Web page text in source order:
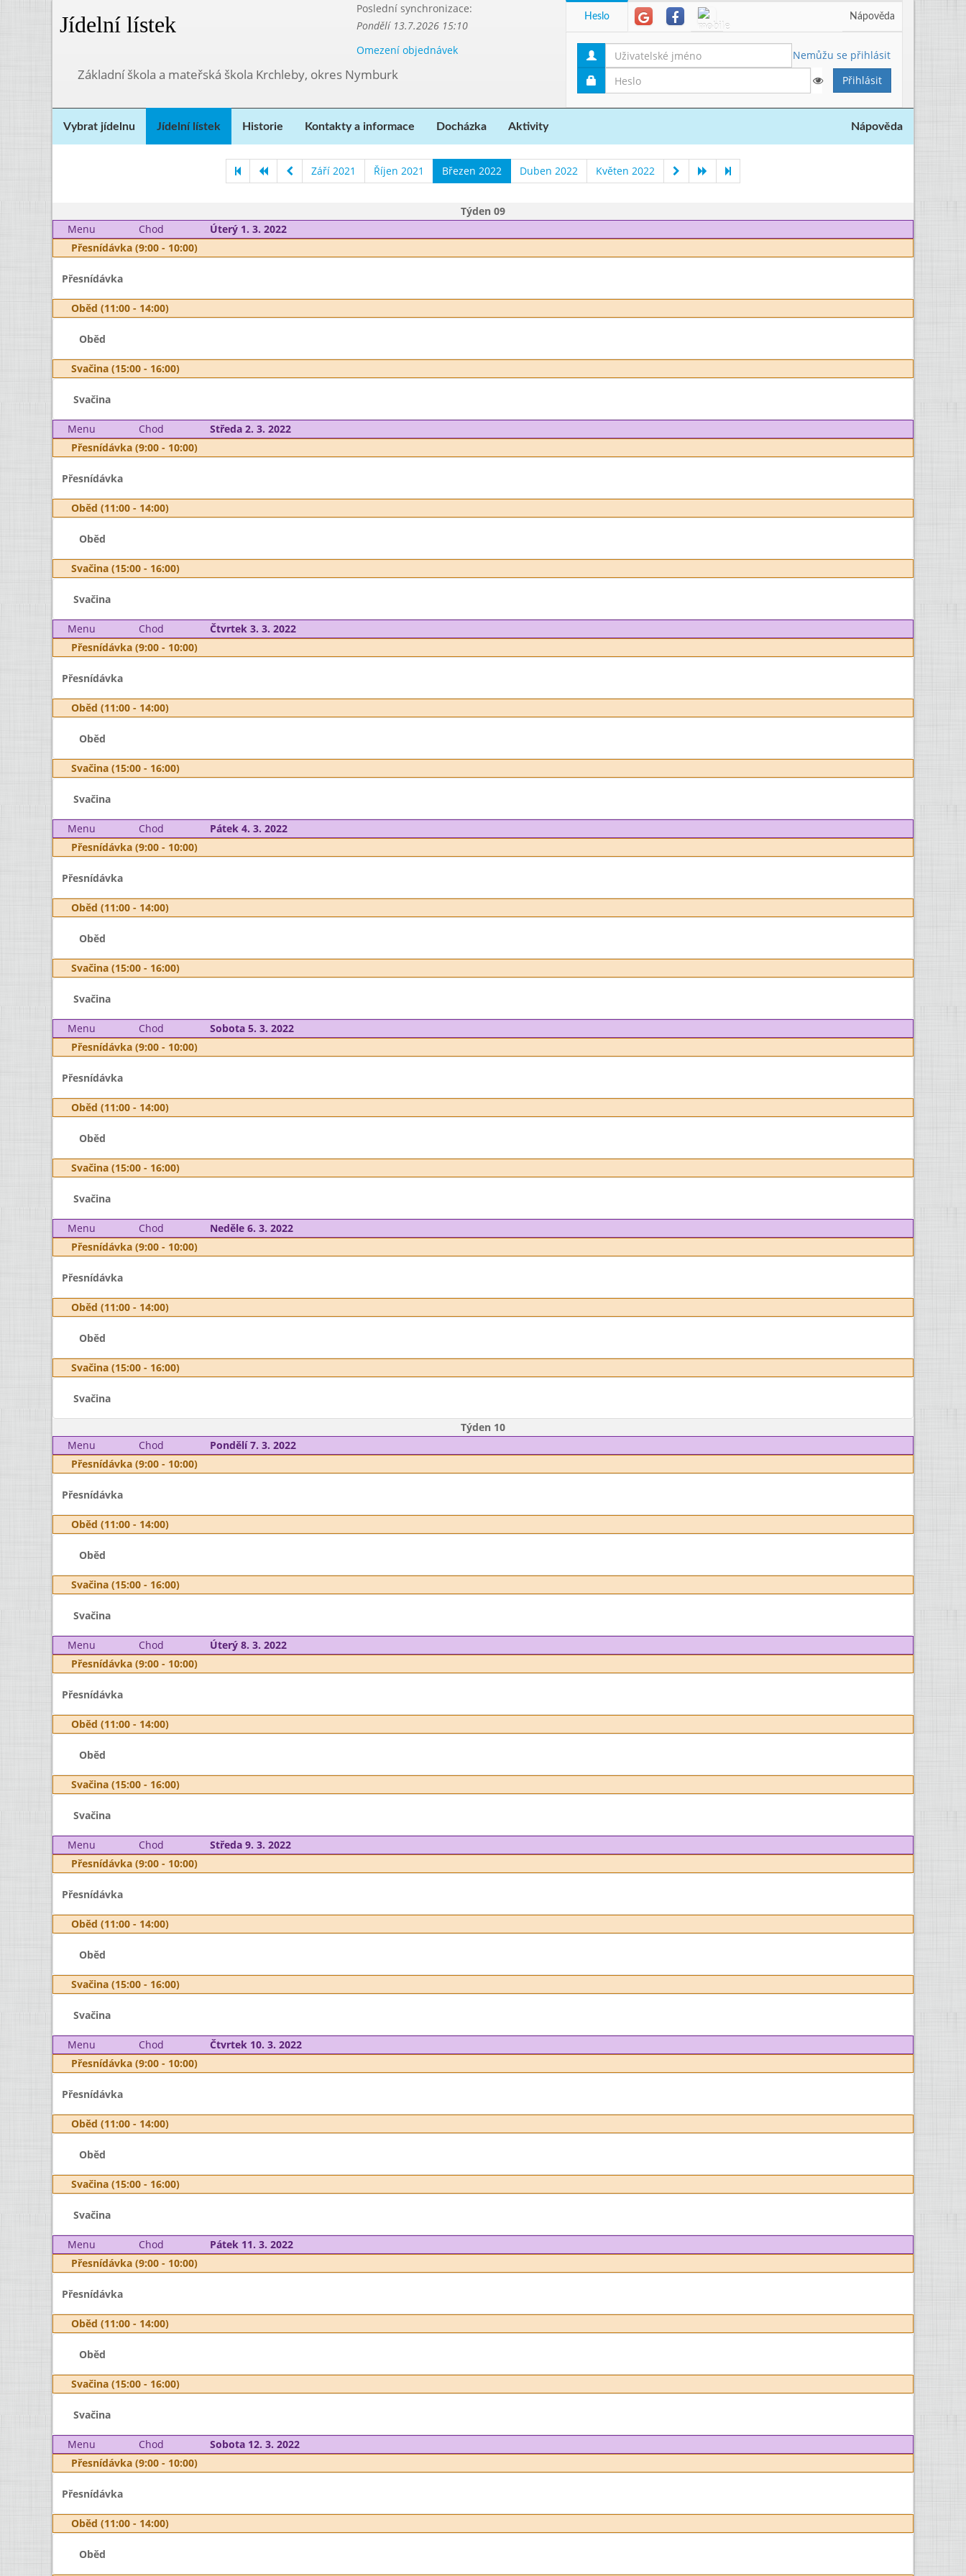
Jídelní lístek
Poslední synchronizace:
Pondělí 13.7.2026 15:10
Omezení objednávek
Základní škola a mateřská škola Krchleby, okres Nymburk
Heslo Nápověda
Nemůžu se přihlásit
Vybrat jídelnu Jídelní lístek Historie Kontakty a informace Docházka Aktivity Nápověda
Září 2021 Říjen 2021 Březen 2022 Duben 2022 Květen 2022
Týden 09
Menu
Chod
Úterý 1. 3. 2022
Přesnídávka (9:00 - 10:00)
Přesnídávka
Oběd (11:00 - 14:00)
Oběd
Svačina (15:00 - 16:00)
Svačina
Menu Chod
Středa 2. 3. 2022
Přesnídávka (9:00 - 10:00)
Přesnídávka
Oběd (11:00 - 14:00)
Oběd
Svačina (15:00 - 16:00)
Svačina
Menu Chod
Čtvrtek 3. 3. 2022
Přesnídávka (9:00 - 10:00)
Přesnídávka
Oběd (11:00 - 14:00)
Oběd
Svačina (15:00 - 16:00)
Svačina
Menu Chod
Pátek 4. 3. 2022
Přesnídávka (9:00 - 10:00)
Přesnídávka
Oběd (11:00 - 14:00)
Oběd
Svačina (15:00 - 16:00)
Svačina
Menu Chod
Sobota 5. 3. 2022
Přesnídávka (9:00 - 10:00)
Přesnídávka
Oběd (11:00 - 14:00)
Oběd
Svačina (15:00 - 16:00)
Svačina
Menu Chod
Neděle 6. 3. 2022
Přesnídávka (9:00 - 10:00)
Přesnídávka
Oběd (11:00 - 14:00)
Oběd
Svačina (15:00 - 16:00)
Svačina
Týden 10
Menu
Chod
Pondělí 7. 3. 2022
Přesnídávka (9:00 - 10:00)
Přesnídávka
Oběd (11:00 - 14:00)
Oběd
Svačina (15:00 - 16:00)
Svačina
Menu Chod
Úterý 8. 3. 2022
Přesnídávka (9:00 - 10:00)
Přesnídávka
Oběd (11:00 - 14:00)
Oběd
Svačina (15:00 - 16:00)
Svačina
Menu Chod
Středa 9. 3. 2022
Přesnídávka (9:00 - 10:00)
Přesnídávka
Oběd (11:00 - 14:00)
Oběd
Svačina (15:00 - 16:00)
Svačina
Menu Chod
Čtvrtek 10. 3. 2022
Přesnídávka (9:00 - 10:00)
Přesnídávka
Oběd (11:00 - 14:00)
Oběd
Svačina (15:00 - 16:00)
Svačina
Menu Chod
Pátek 11. 3. 2022
Přesnídávka (9:00 - 10:00)
Přesnídávka
Oběd (11:00 - 14:00)
Oběd
Svačina (15:00 - 16:00)
Svačina
Menu Chod
Sobota 12. 3. 2022
Přesnídávka (9:00 - 10:00)
Přesnídávka
Oběd (11:00 - 14:00)
Oběd